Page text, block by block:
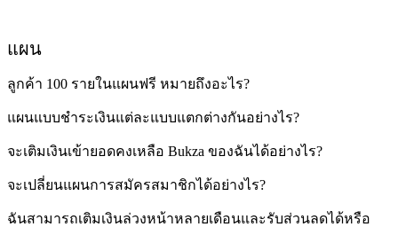
แผน
ลูกค้า 100 รายในแผนฟรี หมายถึงอะไร?
แผนแบบชำระเงินแต่ละแบบแตกต่างกันอย่างไร?
จะเติมเงินเข้ายอดคงเหลือ Bukza ของฉันได้อย่างไร?
จะเปลี่ยนแผนการสมัครสมาชิกได้อย่างไร?
ฉันสามารถเติมเงินล่วงหน้าหลายเดือนและรับส่วนลดได้หรือ